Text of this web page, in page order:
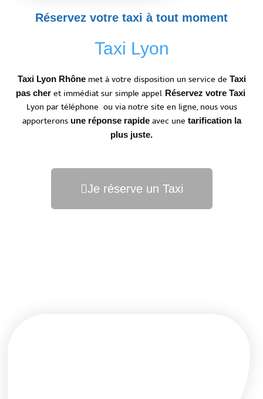
Réservez votre taxi à tout moment
Taxi Lyon
Taxi Lyon Rhônemet à votre disposition un service de Taxi
pas cheret immédiat sur simple appel. Réservez votre Taxi
Lyon par téléphone ou via notre site en ligne, nous vous
apporterons une réponse rapideavec une tarification la
plus juste.
Je réserve un Taxi